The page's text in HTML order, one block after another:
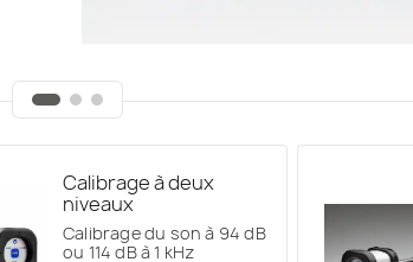
Calibrage à deux
niveaux
Calibrage du son à 94 dB
ou 114 dB à 1 kHz